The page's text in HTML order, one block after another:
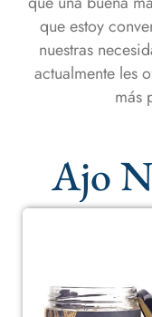
que estoy
nuestras
actualmente les
más
Ajo